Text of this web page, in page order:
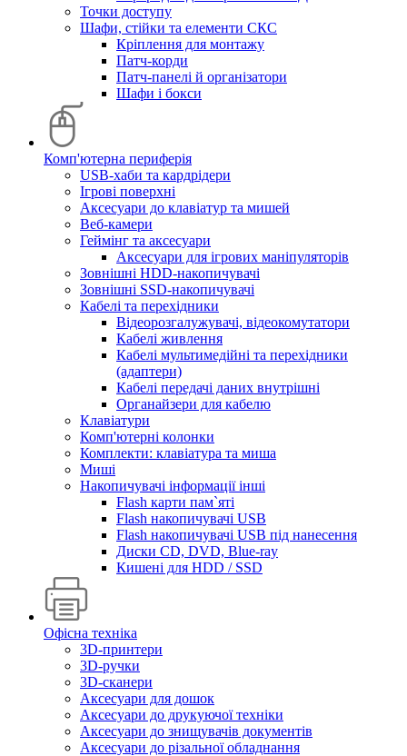
Точки доступу
Шафи, стійки та елементи СКС
Кріплення для монтажу
Патч-корди
Патч-панелі й організатори
Шафи і бокси
Комп'ютерна периферія
USB-хаби та кардрідери
Ігрові поверхні
Аксесуари до клавіатур та мишей
Веб-камери
Геймінг та аксесуари
Аксесуари для ігрових маніпуляторів
Зовнішні HDD-накопичувачі
Зовнішні SSD-накопичувачі
Кабелі та перехідники
Відеорозгалужувачі, відеокомутатори
Кабелі живлення
Кабелі мультимедійні та перехідники
(адаптери)
Кабелі передачі даних внутрішні
Органайзери для кабелю
Клавіатури
Комп'ютерні колонки
Комплекти: клавіатура та миша
Миші
Накопичувачі інформації інші
Flash карти пам`яті
Flash накопичувачі USB
Flash накопичувачі USB під нанесення
Диски CD, DVD, Blue-ray
Кишені для HDD / SSD
Офісна техніка
3D-принтери
3D-ручки
3D-сканери
Аксесуари для дошок
Аксесуари до друкуючої техніки
Аксесуари до знищувачів документів
Аксесуари до різальної обладнання